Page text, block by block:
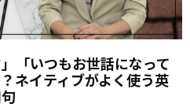
「いつもお世話になって
ネイティブがよく使う英